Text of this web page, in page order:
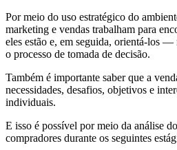
Por meio do uso estratégico do
marketing e vendas trabalham para
eles estão e, em seguida, orientá-los
o processo de tomada de decisão.
Também é importante saber que a
necessidades, desafios, objetivos e
individuais.
E isso é possível por meio da análise
compradores durante os seguintes